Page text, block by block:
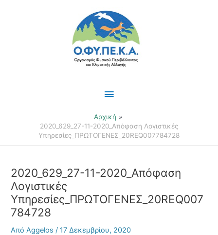
Κύριο
Μενού
Αρχική
2020_629_27-11-2020_Απόφαση Λογιστικές
Υπηρεσίες_ΠΡΩΤΟΓΕΝΕΣ_20REQ007784728
2020_629_27-11-2020_Απόφαση
Λογιστικές
Υπηρεσίες_ΠΡΩΤΟΓΕΝΕΣ_20REQ007
784728
ΑπόAggelos/17 Δεκεμβρίου, 2020